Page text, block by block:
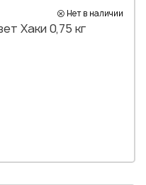
Нет в наличии
Хаки 0,75 кг